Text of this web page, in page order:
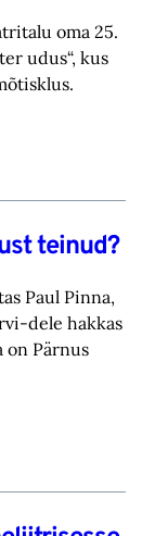
oma 25.
‎udus“, kus
teinud?
Paul Pinna,
‎dele hakkas
on Pärnus